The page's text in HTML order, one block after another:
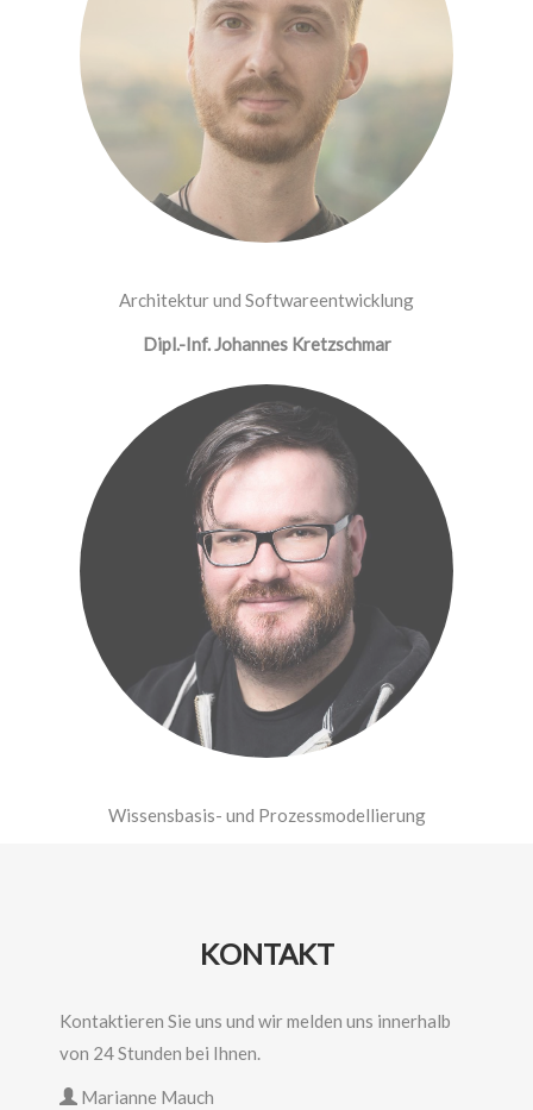
Architektur und Softwareentwicklung
Dipl.-Inf. Johannes Kretzschmar
Wissensbasis- und Prozessmodellierung
KONTAKT
Kontaktieren Sie uns und wir melden uns innerhalb
von 24 Stunden bei Ihnen.
Marianne Mauch